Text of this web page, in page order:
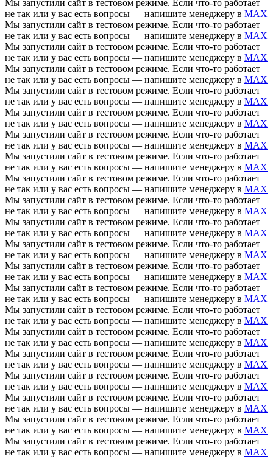
Мы запустили сайт в тестовом режиме. Если что-то работает
не так или у вас есть вопросы — напишите менеджеру в MAX
Мы запустили сайт в тестовом режиме. Если что-то работает
не так или у вас есть вопросы — напишите менеджеру в MAX
Мы запустили сайт в тестовом режиме. Если что-то работает
не так или у вас есть вопросы — напишите менеджеру в MAX
Мы запустили сайт в тестовом режиме. Если что-то работает
не так или у вас есть вопросы — напишите менеджеру в MAX
Мы запустили сайт в тестовом режиме. Если что-то работает
не так или у вас есть вопросы — напишите менеджеру в MAX
Мы запустили сайт в тестовом режиме. Если что-то работает
не так или у вас есть вопросы — напишите менеджеру в MAX
Мы запустили сайт в тестовом режиме. Если что-то работает
не так или у вас есть вопросы — напишите менеджеру в MAX
Мы запустили сайт в тестовом режиме. Если что-то работает
не так или у вас есть вопросы — напишите менеджеру в MAX
Мы запустили сайт в тестовом режиме. Если что-то работает
не так или у вас есть вопросы — напишите менеджеру в MAX
Мы запустили сайт в тестовом режиме. Если что-то работает
не так или у вас есть вопросы — напишите менеджеру в MAX
Мы запустили сайт в тестовом режиме. Если что-то работает
не так или у вас есть вопросы — напишите менеджеру в MAX
Мы запустили сайт в тестовом режиме. Если что-то работает
не так или у вас есть вопросы — напишите менеджеру в MAX
Мы запустили сайт в тестовом режиме. Если что-то работает
не так или у вас есть вопросы — напишите менеджеру в MAX
Мы запустили сайт в тестовом режиме. Если что-то работает
не так или у вас есть вопросы — напишите менеджеру в MAX
Мы запустили сайт в тестовом режиме. Если что-то работает
не так или у вас есть вопросы — напишите менеджеру в MAX
Мы запустили сайт в тестовом режиме. Если что-то работает
не так или у вас есть вопросы — напишите менеджеру в MAX
Мы запустили сайт в тестовом режиме. Если что-то работает
не так или у вас есть вопросы — напишите менеджеру в MAX
Мы запустили сайт в тестовом режиме. Если что-то работает
не так или у вас есть вопросы — напишите менеджеру в MAX
Мы запустили сайт в тестовом режиме. Если что-то работает
не так или у вас есть вопросы — напишите менеджеру в MAX
Мы запустили сайт в тестовом режиме. Если что-то работает
не так или у вас есть вопросы — напишите менеджеру в MAX
Мы запустили сайт в тестовом режиме. Если что-то работает
не так или у вас есть вопросы — напишите менеджеру в MAX